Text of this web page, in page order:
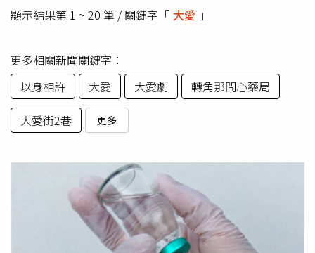
顯示結果第 1 ~ 20 筆 / 關鍵字「 大愛 」
更多相關新聞關鍵字：
以身相許
大愛 大愛劇
轉角那間心藥局
大愛街2巷
更多